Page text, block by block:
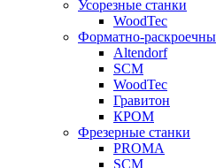
Усорезные станки
WoodTec
Форматно-
Altendorf
SCM
WoodTec
Гравитон
КРОМ
Фрезерные станки
PROMA
SCM